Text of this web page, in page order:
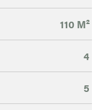
110 M²
4
5